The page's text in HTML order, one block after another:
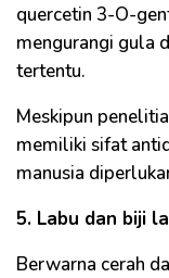
quercetin 3-O-
mengurangi gula
tertentu.
Meskipun
memiliki sifat
manusia
5. Labu dan biji
Berwarna cerah